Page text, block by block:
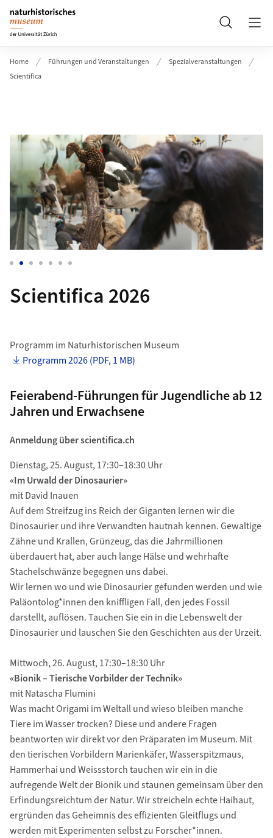
Header
Suche
Home Führungen und Veranstaltungen
Spezialveranstaltungen
Scientifica
Scientifica 2026
Programm im Naturhistorischen Museum
Programm 2026 (PDF, 1 MB)
Feierabend-Führungen für Jugendliche ab 12
Jahren und Erwachsene
Anmeldung über scientifica.ch
Dienstag, 25. August, 17:30–18:30 Uhr
«Im Urwald der Dinosaurier»
mit David Inauen
Auf dem Streifzug ins Reich der Giganten lernen wir die
Dinosaurier und ihre Verwandten hautnah kennen. Gewaltige
Zähne und Krallen, Grünzeug, das die Jahrmillionen
überdauert hat, aber auch lange Hälse und wehrhafte
Stachelschwänze begegnen uns dabei.
Wir lernen wo und wie Dinosaurier gefunden werden und wie
Paläontolog*innen den kniffligen Fall, den jedes Fossil
darstellt, auflösen. Tauchen Sie ein in die Lebenswelt der
Dinosaurier und lauschen Sie den Geschichten aus der Urzeit.
Mittwoch, 26. August, 17:30–18:30 Uhr
«Bionik – Tierische Vorbilder der Technik»
mit Natascha Flumini
Was macht Origami im Weltall und wieso bleiben manche
Tiere im Wasser trocken? Diese und andere Fragen
beantworten wir direkt vor den Präparaten im Museum. Mit
den tierischen Vorbildern Marienkäfer, Wasserspitzmaus,
Hammerhai und Weissstorch tauchen wir ein in die
aufregende Welt der Bionik und staunen gemeinsam über den
Erfindungsreichtum der Natur. Wir streicheln echte Haihaut,
ergründen das Geheimnis des effizienten Gleitflugs und
werden mit Experimenten selbst zu Forscher*innen.